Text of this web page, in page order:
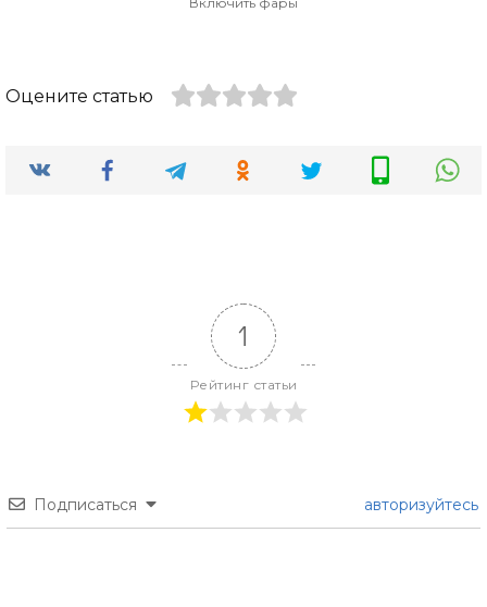
Оцените статью
1
Рейтинг статьи
Подписаться авторизуйтесь